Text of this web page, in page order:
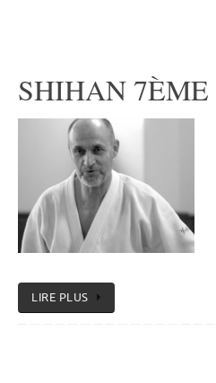
SHIHAN
LIRE PLUS